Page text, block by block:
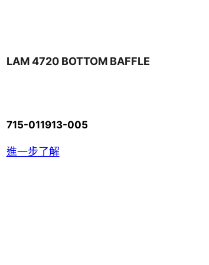
LAM 4720 BOTTOM BAFFLE
715-011913-005
進一步了解